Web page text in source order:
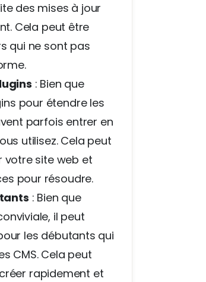
des mises à jour
Cela peut être
qui ne sont pas
: Bien que
pour étendre les
parfois entrer en
utilisez. Cela peut
votre site web et
pour résoudre.
: Bien que
il peut
les débutants qui
CMS. Cela peut
rapidement et